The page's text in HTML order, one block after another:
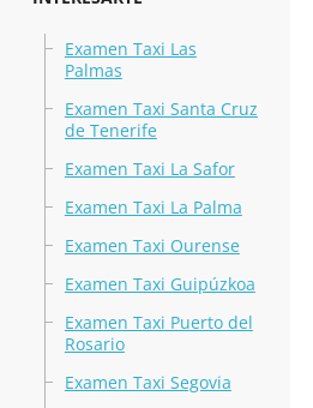
Examen Taxi Las
Palmas
Examen Taxi Santa Cruz
de Tenerife
Examen Taxi La Safor
Examen Taxi La Palma
Examen Taxi Ourense
Examen Taxi Guipúzkoa
Examen Taxi Puerto del
Rosario
Examen Taxi Segovia